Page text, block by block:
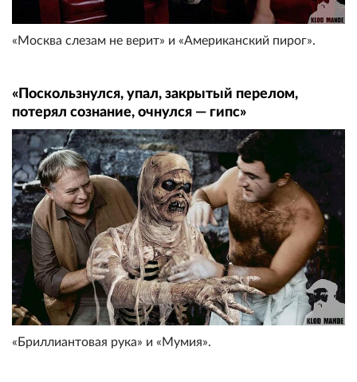
«Москва слезам не верит» и «Американский пирог».
«Поскользнулся, упал, закрытый перелом,
потерял сознание, очнулся — гипс»
«Бриллиантовая рука» и «Мумия».